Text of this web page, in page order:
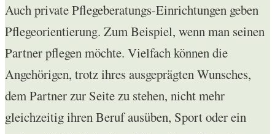
Auch private Pflegeberatungs-Einrichtungen geben
Pflegeorientierung. Zum Beispiel, wenn man seinen
Partner pflegen möchte. Vielfach können die
Angehörigen, trotz ihres ausgeprägten Wunsches,
dem Partner zur Seite zu stehen, nicht mehr
gleichzeitig ihren Beruf ausüben, Sport oder ein